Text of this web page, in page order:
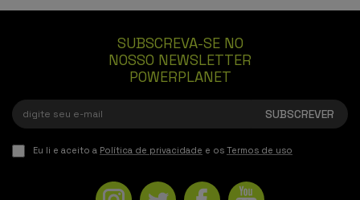
SUBSCREVA-SE NO
NOSSO NEWSLETTER
POWERPLANET
Eu li e aceito a Política de privacidade e os Termos de uso